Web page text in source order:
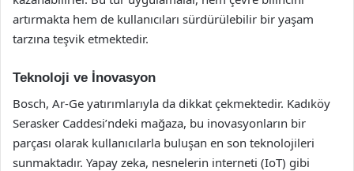
artırmakta hem de kullanıcıları sürdürülebilir bir yaşam
tarzına teşvik etmektedir.
Teknoloji ve İnovasyon
Bosch, Ar-Ge yatırımlarıyla da dikkat çekmektedir. Kadıköy
Serasker Caddesi’ndeki mağaza, bu inovasyonların bir
parçası olarak kullanıcılarla buluşan en son teknolojileri
sunmaktadır. Yapay zeka, nesnelerin interneti (IoT) gibi